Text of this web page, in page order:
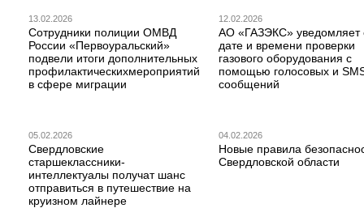
13.02.2026
Сотрудники полиции ОМВД
России «Первоуральский»
подвели итоги дополнительных
профилактическихмероприятий
в сфере миграции
12.02.2026
АО «ГАЗЭКС» уведомляет
дате и времени проверки
газового оборудования с
помощью голосовых и
сообщений
05.02.2026
Свердловские
старшеклассники-
интеллектуалы получат шанс
отправиться в путешествие на
круизном лайнере
04.02.2026
Новые правила
Свердловской области